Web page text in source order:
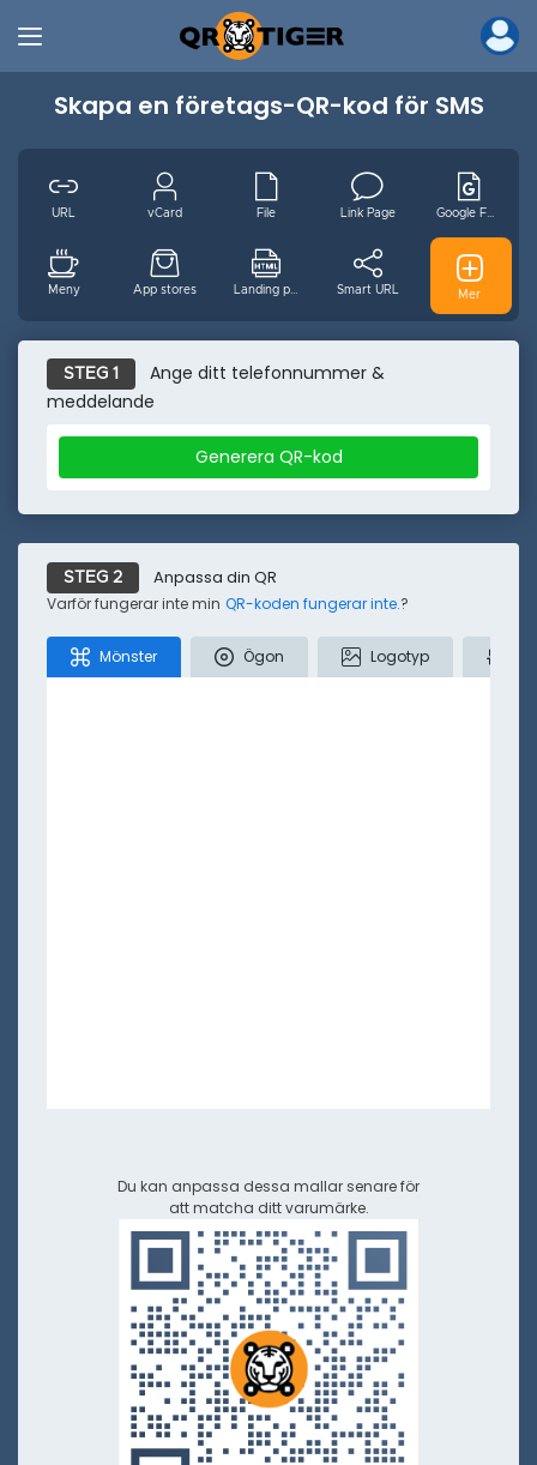
Skapa en företags-QR-kod för SMS
URL vCard File Link Page
Meny App stores Smart URL GS1 Digital
MP3 Video Wifi Email
Händelse Pinterest
Mindre
Mer
STEG 1
Ange ditt telefonnummer &
meddelande
Generera QR-kod
STEG 2 Anpassa din QR
Varför fungerar inte min QR-koden fungerar inte.?
Mönster Ögon Logotyp
Du kan anpassa dessa mallar senare för
att matcha ditt varumärke.